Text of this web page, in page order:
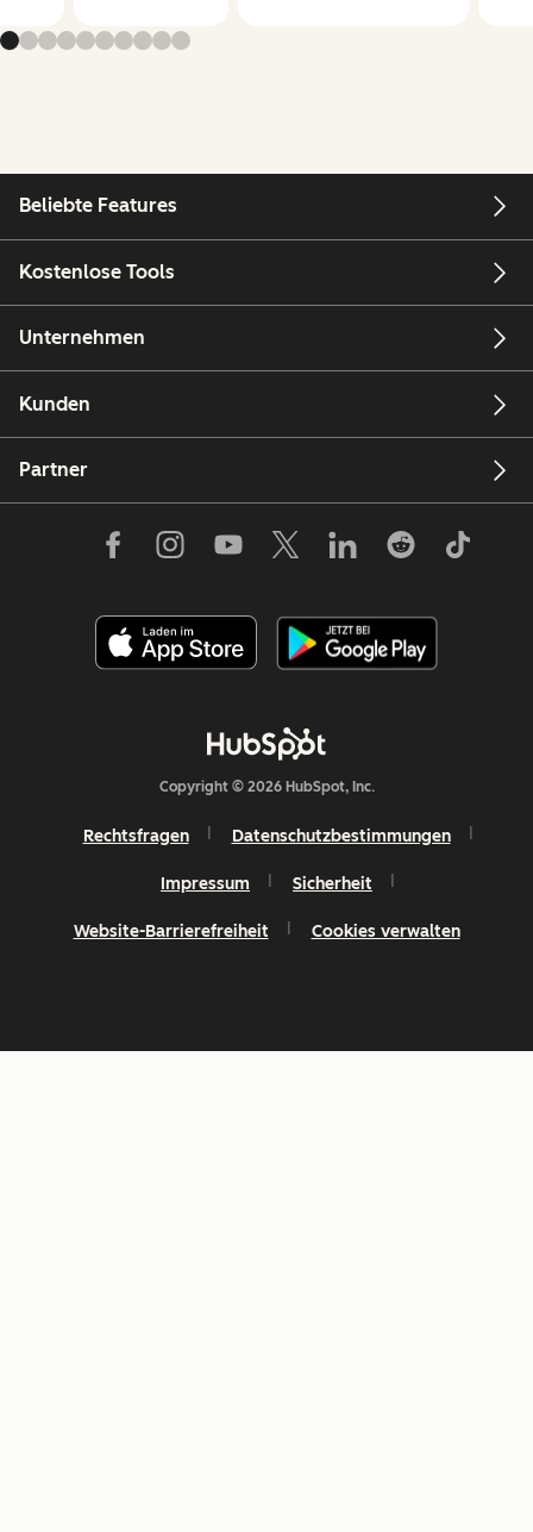
Beliebte Features
Kostenlose Tools
Unternehmen
Kunden
Partner
Copyright © 2026 HubSpot, Inc.
Rechtsfragen Datenschutzbestimmungen
Impressum Sicherheit
Website-Barrierefreiheit Cookies verwalten